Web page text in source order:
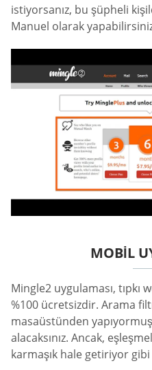
istiyorsanız, bu şüpheli
Manuel olarak
MOBIL
Mingle2 uygulaması, tıpkı
%100 ücretsizdir. Arama
masaüstünden
alacaksınız. Ancak,
karmaşık hale getiriyor